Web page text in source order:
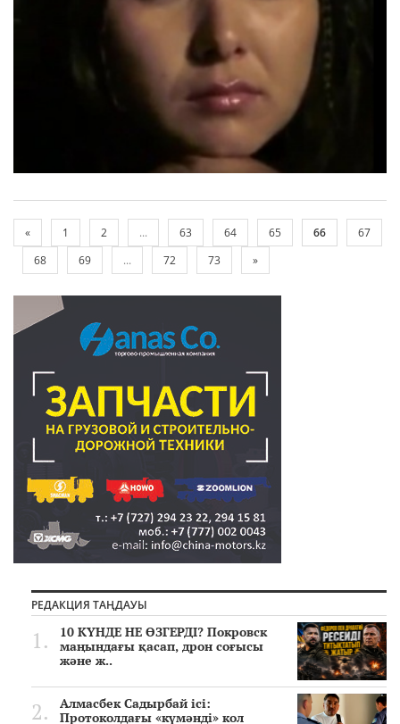
« 1 2 ... 63 64 65 66
67
68
69 ... 72 73 »
РЕДАКЦИЯ ТАҢДАУЫ
10 КҮНДЕ НЕ ӨЗГЕРДІ? Покровск
маңындағы қасап, дрон соғысы
және ж..
Алмасбек Садырбай ісі:
Протоколдағы «күмәнді» кол